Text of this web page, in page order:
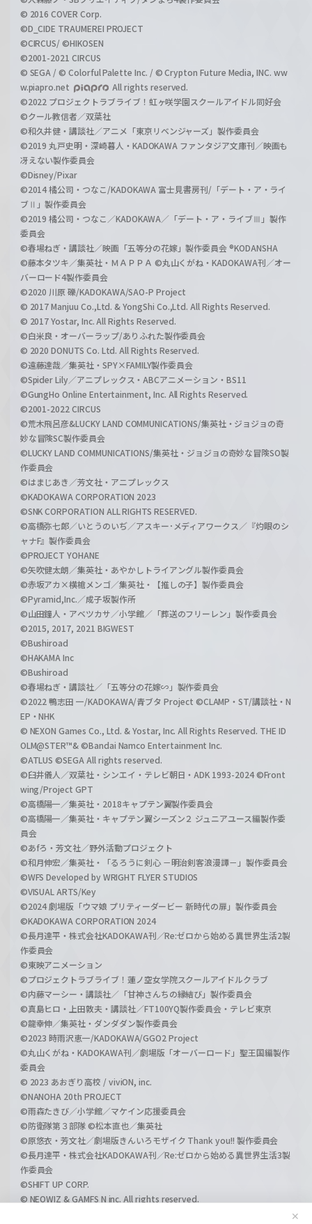
✕
© 2016 COVER Corp.
©D_CIDE TRAUMEREI PROJECT
©CIRCUS/ ©HIKOSEN
©2001-2021 CIRCUS
© SEGA / © Colorful Palette Inc. / © Crypton Future Media, INC. ww
w.piapro.net
All rights reserved.
©2022 プロジェクトラブライブ！虹ヶ咲学園スクールアイドル同好会
©クール教信者／双葉社
©和久井健・講談社／アニメ「東京リベンジャーズ」製作委員会
©2019 丸戸史明・深崎暮人・KADOKAWA ファンタジア文庫刊／映画も
冴えない製作委員会
©Disney/Pixar
©2014 橘公司・つなこ/KADOKAWA 富士見書房刊/「デート・ア・ライ
ブⅡ」製作委員会
©2019 橘公司・つなこ／KADOKAWA／「デート・ア・ライブⅢ」製作
委員会
©春場ねぎ・講談社／映画「五等分の花嫁」製作委員会 ®KODANSHA
©藤本タツキ／集英社・ＭＡＰＰＡ ©丸山くがね・KADOKAWA刊／オー
バーロード4製作委員会
©2020 川原 礫/KADOKAWA/SAO-P Project
© 2017 Manjuu Co.,Ltd. & YongShi Co.,Ltd. All Rights Reserved.
© 2017 Yostar, Inc. All Rights Reserved.
©白米良・オーバーラップ/ありふれた製作委員会
© 2020 DONUTS Co. Ltd. All Rights Reserved.
©遠藤達哉／集英社・SPY×FAMILY製作委員会
©Spider Lily／アニプレックス・ABCアニメーション・BS11
©GungHo Online Entertainment, Inc. All Rights Reserved.
©2001-2022 CIRCUS
©荒木飛呂彦&LUCKY LAND COMMUNICATIONS/集英社・ジョジョの奇
妙な冒険SC製作委員会
©LUCKY LAND COMMUNICATIONS/集英社・ジョジョの奇妙な冒険SO製
作委員会
©はまじあき／芳文社・アニプレックス
©KADOKAWA CORPORATION 2023
©SNK CORPORATION ALL RIGHTS RESERVED.
©高橋弥七郎／いとうのいぢ／アスキー･メディアワークス／『灼眼のシ
ャナF』製作委員会
©PROJECT YOHANE
©矢吹健太朗／集英社・あやかしトライアングル製作委員会
©赤坂アカ×横槍メンゴ／集英社・【推しの子】製作委員会
©Pyramid,Inc.／成子坂製作所
©山田鐘人・アベツカサ／小学館／「葬送のフリーレン」製作委員会
©2015, 2017, 2021 BIGWEST
©Bushiroad
©HAKAMA Inc
©Bushiroad
©春場ねぎ・講談社／「五等分の花嫁∽」製作委員会
©2022 鴨志田 一/KADOKAWA/青ブタ Project ©CLAMP・ST/講談社・N
EP・NHK
© NEXON Games Co., Ltd. & Yostar, Inc. All Rights Reserved. THE ID
OLM@STER™& ©Bandai Namco Entertainment Inc.
©ATLUS ©SEGA All rights reserved.
©臼井儀人／双葉社・シンエイ・テレビ朝日・ADK 1993-2024 ©Front
wing/Project GPT
©高橋陽一／集英社・2018キャプテン翼製作委員会
©高橋陽一／集英社・キャプテン翼シーズン２ ジュニアユース編製作委
員会
©あfろ・芳文社／野外活動プロジェクト
©和月伸宏／集英社・「るろうに剣心 －明治剣客浪漫譚－」製作委員会
©WFS Developed by WRIGHT FLYER STUDIOS
©VISUAL ARTS/Key
©2024 劇場版「ウマ娘 プリティーダービー 新時代の扉」製作委員会
©KADOKAWA CORPORATION 2024
©長月達平・株式会社KADOKAWA刊／Re:ゼロから始める異世界生活2製
作委員会
©東映アニメーション
©プロジェクトラブライブ！蓮ノ空女学院スクールアイドルクラブ
©内藤マーシー・講談社／「甘神さんちの縁結び」製作委員会
©真島ヒロ・上田敦夫・講談社／FT100YQ製作委員会・テレビ東京
©龍幸伸／集英社・ダンダダン製作委員会
©2023 時雨沢恵一/KADOKAWA/GGO2 Project
©丸山くがね・KADOKAWA刊／劇場版「オーバーロード」聖王国編製作
委員会
© 2023 あおぎり高校 / viviON, inc.
©NANOHA 20th PROJECT
©雨森たきび／小学館／マケイン応援委員会
©防衛隊第３部隊 ©松本直也／集英社
©原悠衣・芳文社／劇場版きんいろモザイク Thank you!! 製作委員会
©長月達平・株式会社KADOKAWA刊／Re:ゼロから始める異世界生活3製
作委員会
©SHIFT UP CORP.
© NEOWIZ & GAMFS N inc. All rights reserved.